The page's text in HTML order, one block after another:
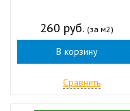
260 руб. (за м2)
В корзину
Сравнить